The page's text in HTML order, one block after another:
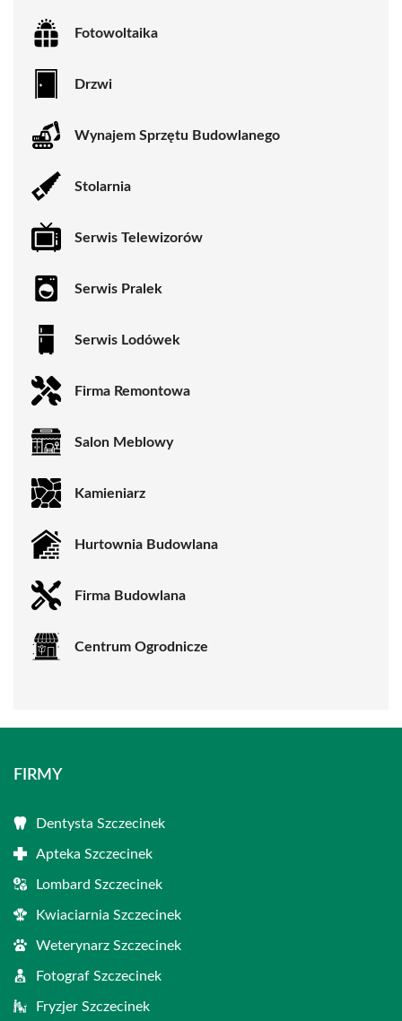
Fotowoltaika
Drzwi
Wynajem Sprzętu Budowlanego
Stolarnia
Serwis Telewizorów
Serwis Pralek
Serwis Lodówek
Firma Remontowa
Salon Meblowy
Kamieniarz
Hurtownia Budowlana
Firma Budowlana
Centrum Ogrodnicze
FIRMY
Dentysta Szczecinek
Apteka Szczecinek
Lombard Szczecinek
Kwiaciarnia Szczecinek
Weterynarz Szczecinek
Fotograf Szczecinek
Fryzjer Szczecinek